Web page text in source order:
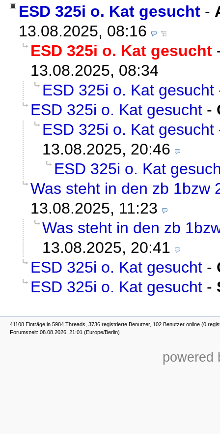
ESD 325i o. Kat gesucht -
13.08.2025, 08:16
ESD 325i o. Kat gesucht
13.08.2025, 08:34
ESD 325i o. Kat gesucht
ESD 325i o. Kat gesucht -
ESD 325i o. Kat gesucht
13.08.2025, 20:46
ESD 325i o. Kat
Was steht in den zb 1bzw
13.08.2025, 11:23
Was steht in den zb
13.08.2025, 20:41
ESD 325i o. Kat gesucht -
ESD 325i o. Kat gesucht -
41108 Einträge in 5984 Threads, 3736 registrierte Benutzer, 102 Benutzer online (0
Forumszeit: 08.08.2026, 21:01 (Europe/Berlin)
powered